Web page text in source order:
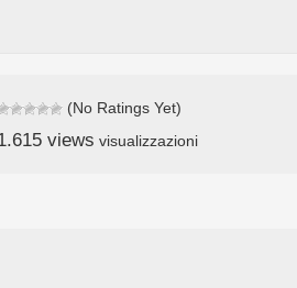
(No Ratings Yet)
views visualizzazioni